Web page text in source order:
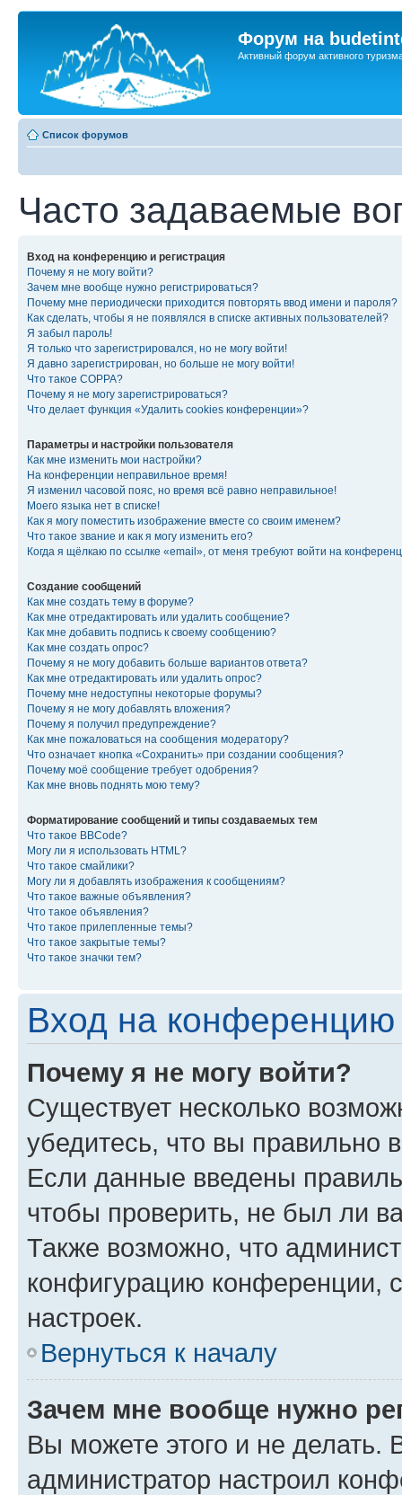
Форум на
Активный форум активного
Список форумов
Часто задаваемые
Вход на конференцию и регистрация
Почему я не могу войти?
Зачем мне вообще нужно регистрироваться?
Почему мне периодически приходится повторять ввод имени и пароля?
Как сделать, чтобы я не появлялся в списке активных пользователей?
Я забыл пароль!
Я только что зарегистрировался, но не могу войти!
Я давно зарегистрирован, но больше не могу войти!
Что такое COPPA?
Почему я не могу зарегистрироваться?
Что делает функция «Удалить cookies конференции»?
Параметры и настройки пользователя
Как мне изменить мои настройки?
На конференции неправильное время!
Я изменил часовой пояс, но время всё равно неправильное!
Моего языка нет в списке!
Как я могу поместить изображение вместе со своим именем?
Что такое звание и как я могу изменить его?
Когда я щёлкаю по ссылке «email», от меня требуют войти на
Создание сообщений
Как мне создать тему в форуме?
Как мне отредактировать или удалить сообщение?
Как мне добавить подпись к своему сообщению?
Как мне создать опрос?
Почему я не могу добавить больше вариантов ответа?
Как мне отредактировать или удалить опрос?
Почему мне недоступны некоторые форумы?
Почему я не могу добавлять вложения?
Почему я получил предупреждение?
Как мне пожаловаться на сообщения модератору?
Что означает кнопка «Сохранить» при создании сообщения?
Почему моё сообщение требует одобрения?
Как мне вновь поднять мою тему?
Форматирование сообщений и типы создаваемых тем
Что такое BBCode?
Могу ли я использовать HTML?
Что такое смайлики?
Могу ли я добавлять изображения к сообщениям?
Что такое важные объявления?
Что такое объявления?
Что такое прилепленные темы?
Что такое закрытые темы?
Что такое значки тем?
Вход на конференцию
Почему я не могу войти?
Существует несколько
убедитесь, что вы правильно
Если данные введены
чтобы проверить, не был ли
Также возможно, что
конфигурацию конференции,
настроек.
Вернуться к началу
Зачем мне вообще нужно
Вы можете этого и не делать.
администратор настроил